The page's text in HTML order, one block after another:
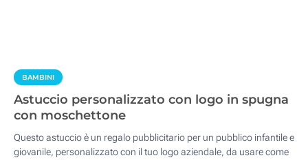
BAMBINI
Astuccio personalizzato con logo in spugna
con moschettone
Questo astuccio è un regalo pubblicitario per un pubblico infantile e
giovanile, personalizzato con il tuo logo aziendale, da usare come